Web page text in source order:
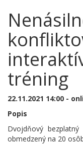
tréning
22.11.2021 14:00 -
Popis
Dvojdňový
obmedzený na 20